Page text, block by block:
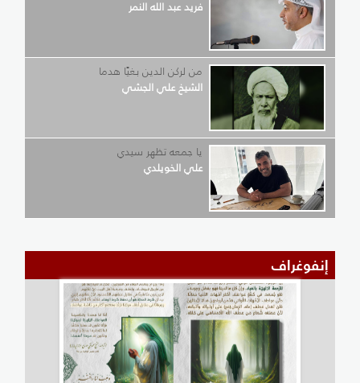
فريد عبد الله النمر
من لركن الدين بغيًا هدما
الشيخ علي الجشي
يا جمعه تظهر سيدي
علي الخويلدي
إنفوغراف